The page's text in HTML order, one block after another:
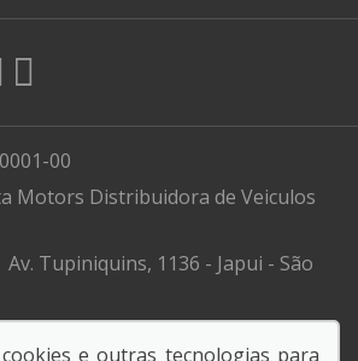
00
Motors Distribuidora de Veiculos
Av. Tupiniquins, 1136 - Japui - São
e outras tecnologias para